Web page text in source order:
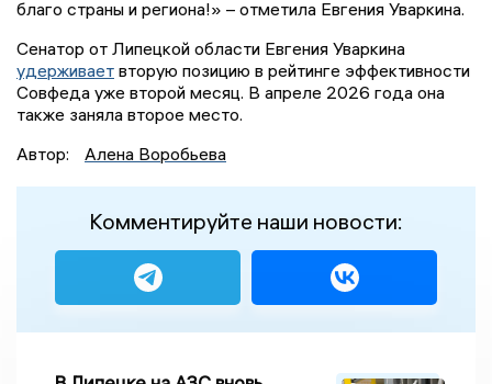
благо страны и региона!» – отметила Евгения Уваркина.
Сенатор от Липецкой области Евгения Уваркина
удерживает вторую позицию в рейтинге эффективности
Совфеда уже второй месяц. В апреле 2026 года она
также заняла второе место.
Автор:
Алена Воробьева
Комментируйте наши новости: